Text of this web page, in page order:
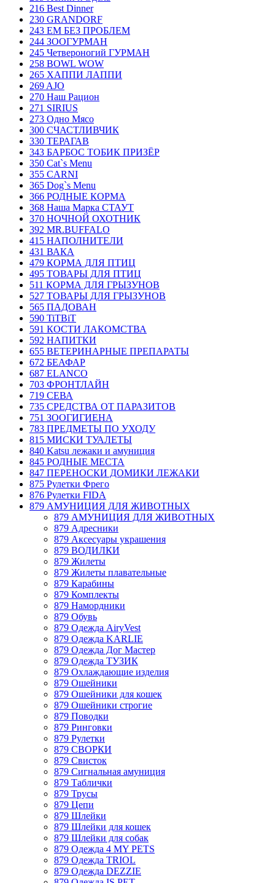
216 Best Dinner
230 GRANDORF
243 ЕМ БЕЗ ПРОБЛЕМ
244 ЗООГУРМАН
245 Четвероногий ГУРМАН
258 BOWL WOW
265 ХАППИ ЛАППИ
269 AJO
270 Наш Рацион
271 SIRIUS
273 Одно Мясо
300 СЧАСТЛИВЧИК
330 ТЕРАГАВ
343 БАРБОС ТОБИК ПРИЗЁР
350 Cat`s Menu
355 CARNI
365 Dog`s Menu
366 РОДНЫЕ КОРМА
368 Наша Марка СТАУТ
370 НОЧНОЙ ОХОТНИК
392 MR.BUFFALO
415 НАПОЛНИТЕЛИ
431 ВАКА
479 КОРМА ДЛЯ ПТИЦ
495 ТОВАРЫ ДЛЯ ПТИЦ
511 КОРМА ДЛЯ ГРЫЗУНОВ
527 ТОВАРЫ ДЛЯ ГРЫЗУНОВ
565 ПАДОВАН
590 TiTBiT
591 КОСТИ ЛАКОМСТВА
592 НАПИТКИ
655 ВЕТЕРИНАРНЫЕ ПРЕПАРАТЫ
672 БЕАФАР
687 ELANCO
703 ФРОНТЛАЙН
719 СЕВА
735 СРЕДСТВА ОТ ПАРАЗИТОВ
751 ЗООГИГИЕНА
783 ПРЕДМЕТЫ ПО УХОДУ
815 МИСКИ ТУАЛЕТЫ
840 Katsu лежаки и амуниция
845 РОДНЫЕ МЕСТА
847 ПЕРЕНОСКИ ДОМИКИ ЛЕЖАКИ
875 Рулетки Фрего
876 Рулетки FIDA
879 АМУНИЦИЯ ДЛЯ ЖИВОТНЫХ
879 АМУНИЦИЯ ДЛЯ ЖИВОТНЫХ
879 Адресники
879 Аксесуары украшения
879 ВОДИЛКИ
879 Жилеты
879 Жилеты плавательные
879 Карабины
879 Комплекты
879 Намордники
879 Обувь
879 Одежда AiryVest
879 Одежда KARLIE
879 Одежда Дог Мастер
879 Одежда ТУЗИК
879 Охлаждающие изделия
879 Ошейники
879 Ошейники для кошек
879 Ошейники строгие
879 Поводки
879 Ринговки
879 Рулетки
879 СВОРКИ
879 Свисток
879 Сигнальная амуниция
879 Таблички
879 Трусы
879 Цепи
879 Шлейки
879 Шлейки для кошек
879 Шлейки для собак
879 Одежда 4 MY PETS
879 Одежда TRIOL
879 Одежда DEZZIE